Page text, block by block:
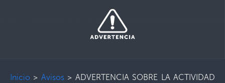
Inicio > Avisos> ADVERTENCIA SOBRE LA ACTIVIDAD